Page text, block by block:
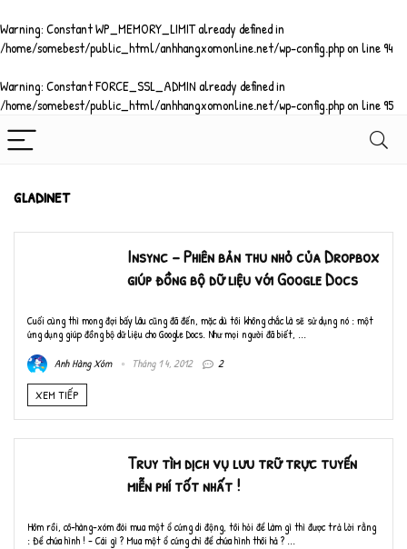
Warning: Constant WP_MEMORY_LIMIT already defined in
/home/somebest/public_html/anhhangxomonline.net/wp-config.phpon line94
Warning: Constant FORCE_SSL_ADMIN already defined in
/home/somebest/public_html/anhhangxomonline.net/wp-config.phpon line95
gladinet
Insync – Phiên bản thu nhỏ của Dropbox
giúp đồng bộ dữ liệu với Google Docs
Cuối cùng thì mong đợi bấy lâu cũng đã đến, mặc dù tôi không chắc là sẽ sử dụng nó : một
ứng dụng giúp đồng bộ dữ liệu cho Google Docs. Như mọi người đã biết, ...
Anh Hàng Xóm
Tháng 1 4, 2012 2
XEM TIẾP
Truy tìm dịch vụ lưu trữ trực tuyến
miễn phí tốt nhất !
Hôm rồi, cô-hàng-xóm đòi mua một ổ cứng di động, tôi hỏi để làm gì thì được trả lời rằng
: Để chứa hình ! - Cái gì ? Mua một ổ cứng chỉ để chứa hình thôi hả ? ...